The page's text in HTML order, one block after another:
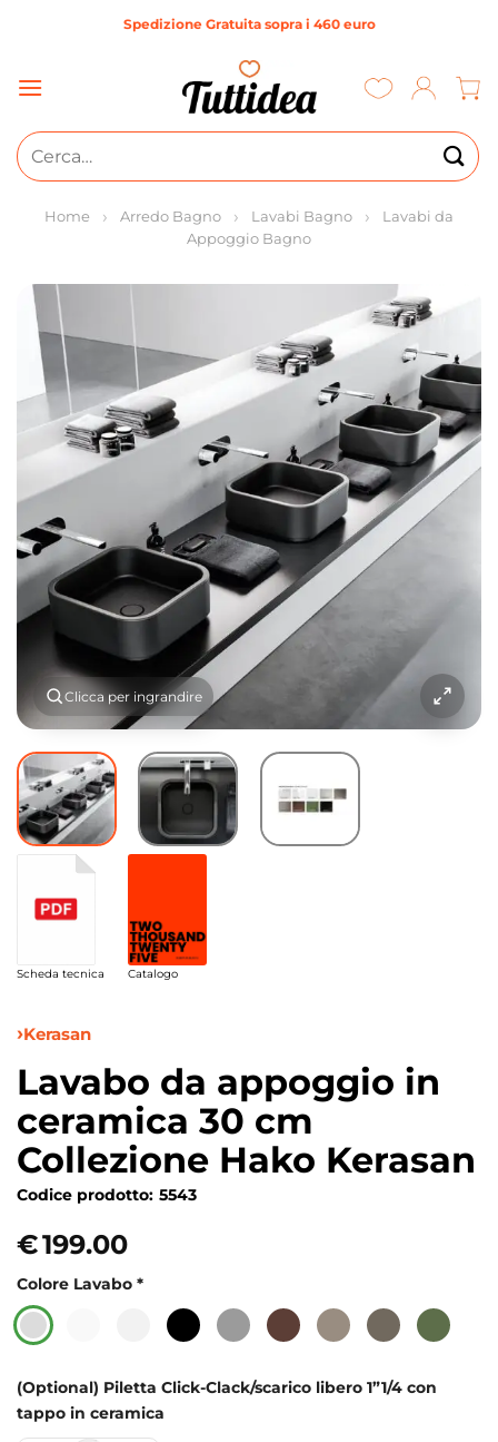
Spedizione Gratuita sopra i 460 euro
Cerca:
Home Arredo Bagno Lavabi Bagno
Lavabi da
Appoggio Bagno
Clicca per ingrandire
Scheda tecnica Catalogo
Kerasan
Lavabo da appoggio in
ceramica 30 cm
Collezione Hako Kerasan
Codice prodotto: 5543
€199.00
Colore Lavabo *
(Optional) Piletta Click-Clack/scarico libero 1”1/4 con
tappo in ceramica